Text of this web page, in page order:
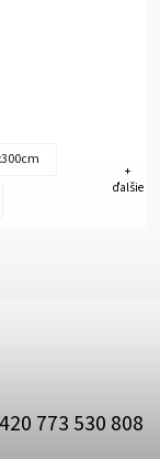
+
ďalšie
773 530 808